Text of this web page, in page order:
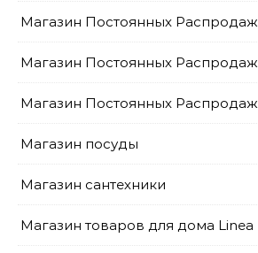
Магазин Постоянных Распродаж
Магазин Постоянных Распродаж
Магазин Постоянных Распродаж
Магазин посуды
Магазин сантехники
Магазин товаров для дома Linea